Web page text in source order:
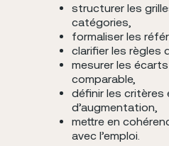
structurer les
catégories,
formaliser les
clarifier les règles
mesurer les
comparable,
définir les
d’augmentation,
mettre en
avec l’emploi.